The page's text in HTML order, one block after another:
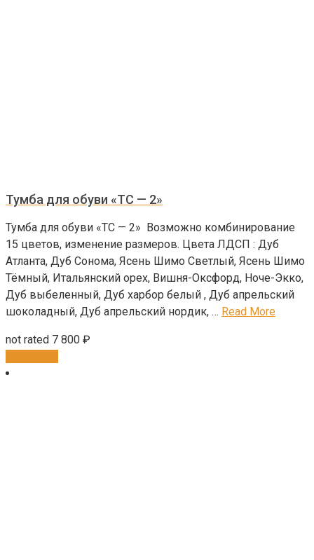
Тумба для обуви «ТС — 2»
Тумба для обуви «ТС — 2» Возможно комбинирование
15 цветов, изменение размеров. Цвета ЛДСП : Дуб
Атланта, Дуб Сонома, Ясень Шимо Светлый, Ясень Шимо
Тёмный, Итальянский орех, Вишня-Оксфорд, Ноче-Экко,
Дуб выбеленный, Дуб харбор белый , Дуб апрельский
шоколадный, Дуб апрельский нордик, … Read More
not rated 7 800 ₽